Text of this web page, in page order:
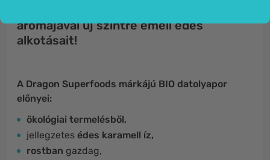
aromájával új szintre emeli édes
alkotásait!
A Dragon Superfoods márkájú BIO datolyapor
előnyei:
ökológiai termelésből,
jellegzetes édes karamell íz,
rostban gazdag,